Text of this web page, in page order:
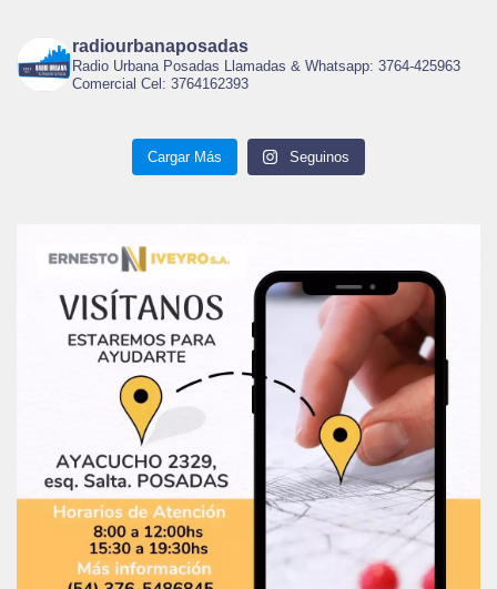
radiourbanaposadas
Radio Urbana Posadas Llamadas & Whatsapp: 3764-425963
Comercial Cel: 3764162393
Cargar Más Seguinos